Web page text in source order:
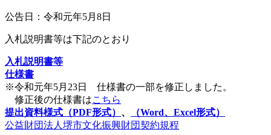
公告日：令和元年5月8日
入札説明書等は下記のとおり
入札説明書等
仕様書
※令和元年5月23日 仕様書の一部を修正しました。
修正後の仕様書はこちら
提出資料様式（PDF形式） 、
（Word、Excel形式）
公益財団法人堺市文化振興財団契約規程